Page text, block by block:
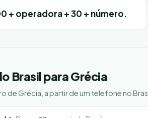
+ operadora + 30 + número.
Brasil para Grécia
de Grécia, a partir de um telefone no